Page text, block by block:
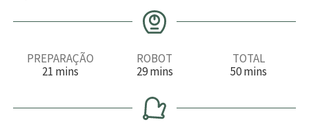
PREPARAÇÃO
21m
u
mins
ROBOT
29m
n
u
t
mins
TOTAL
50m
u
mins